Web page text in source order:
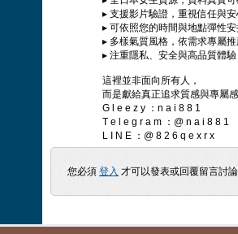
▸ 支援影片驗證，重視信任與
▸ 可依照您的時間與地點彈性
▸ 多樣氣質風格，依需求專屬
▸ 注重隱私、安全與高品質體驗
這裡並非面向所有人，
而是獻給真正追求質感與專屬
G l e e z y ：n a i 8 8 1
T e l e g r a m ：@ n a i 8 8 1
L I N E ：@ 8 2 6 q e x r x
您必須 登入 才可以發表或回覆留言討